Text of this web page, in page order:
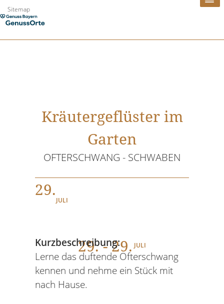
Zum
Inhalt
Sitemap
Kräutergeflüster im
Garten
OFTERSCHWANG - SCHWABEN
29.
JULI
29. - 29. JULI
Kurzbeschreibung:
Lerne das duftende Ofterschwang
kennen und nehme ein Stück mit
nach Hause.